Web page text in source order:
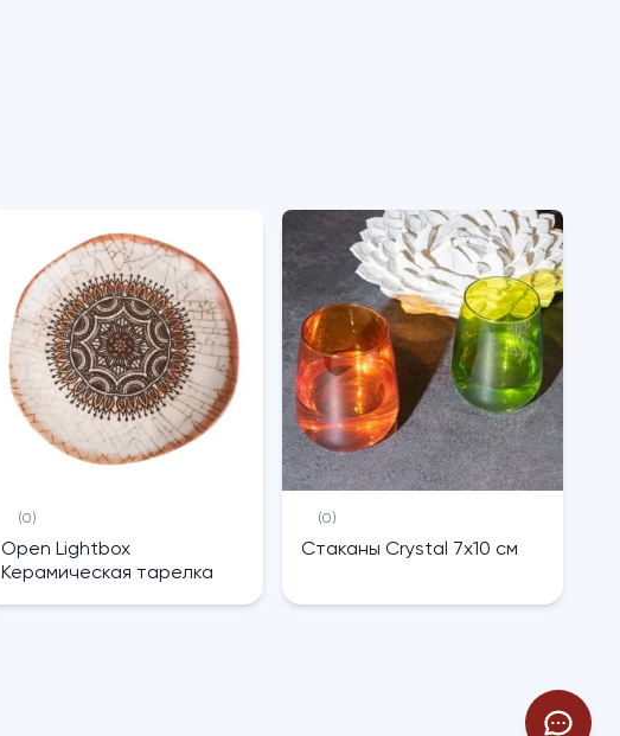
(0)
Open Lightbox
Керамическая тарелка
(0)
Cтаканы Crystal 7х10 см